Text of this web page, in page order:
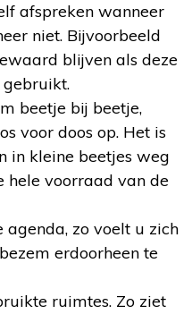
afspreken wanneer
niet. Bijvoorbeeld
blijven als deze
beetje bij beetje,
voor doos op. Het is
in kleine beetjes weg
hele voorraad van de
zo voelt u zich
erdoorheen te
ruimtes. Zo ziet